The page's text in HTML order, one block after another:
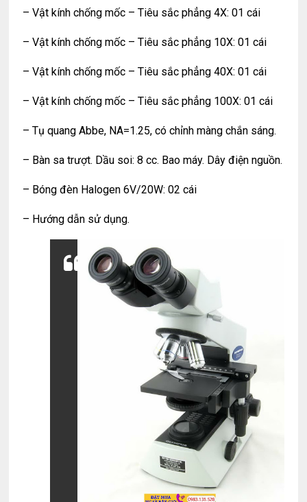
– Vật kính chống mốc – Tiêu sắc phẳng 4X: 01 cái
– Vật kính chống mốc – Tiêu sắc phẳng 10X: 01 cái
– Vật kính chống mốc – Tiêu sắc phẳng 40X: 01 cái
– Vật kính chống mốc – Tiêu sắc phẳng 100X: 01 cái
– Tụ quang Abbe, NA=1.25, có chỉnh màng chắn sáng.
– Bàn sa trượt. Dầu soi: 8 cc. Bao máy. Dây điện nguồn.
– Bóng đèn Halogen 6V/20W: 02 cái
– Hướng dẫn sử dụng.